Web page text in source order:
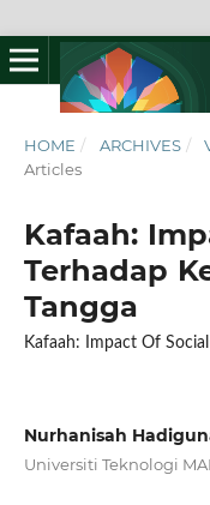
HOME / ARCHIVES /
Articles
Kafaah:
Terhadap
Tangga
Kafaah: Impact Of
Nurhanisah
Universiti Teknologi